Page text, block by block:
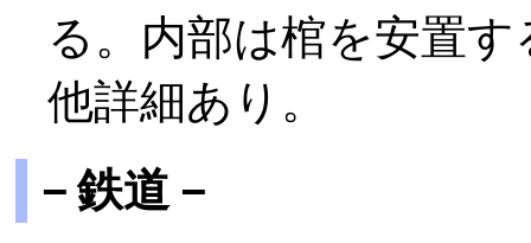
る。内部は棺を安置
他詳細あり。
－鉄道－